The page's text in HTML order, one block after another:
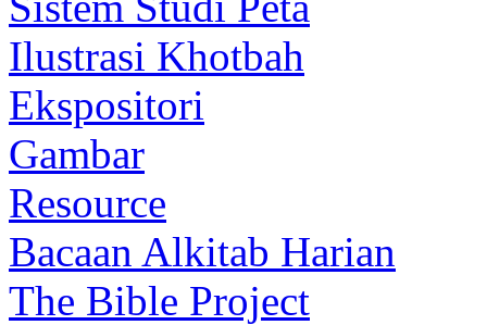
Ilustrasi Khotbah
Ekspositori
Gambar
Resource
Bacaan Alkitab Harian
The Bible Project